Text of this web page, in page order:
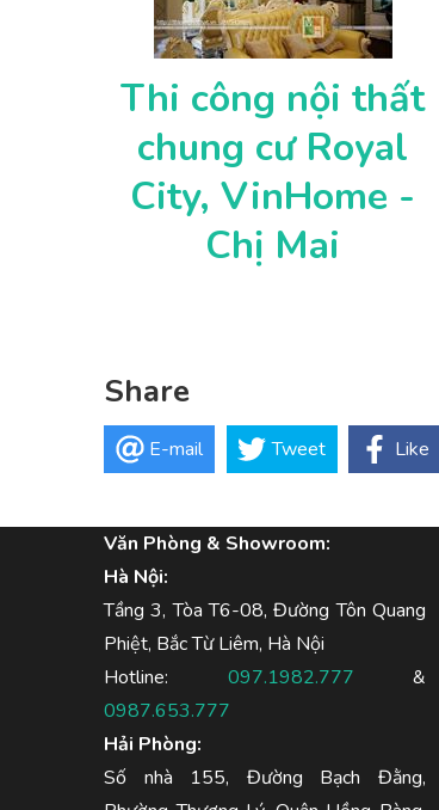
Thi công nội thất
chung cư Royal
City, VinHome -
Chị Mai
Share
E-mail Tweet Like
Văn Phòng & Showroom:
Hà Nội:
Tầng 3, Tòa T6-08, Đường Tôn Quang
Phiệt, Bắc Từ Liêm, Hà Nội
Hotline: 097.1982.777 &
0987.653.777
Hải Phòng:
Số nhà 155, Đường Bạch Đằng,